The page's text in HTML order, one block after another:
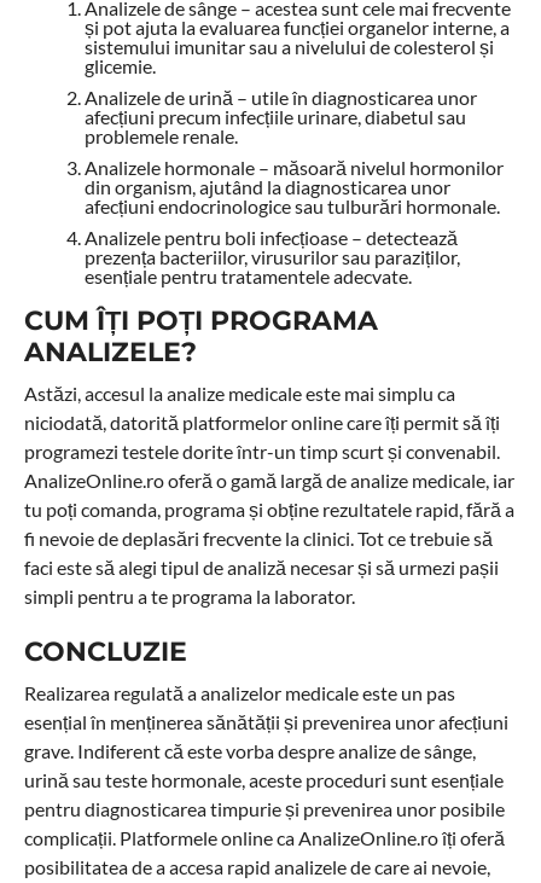
Analizele de sânge – acestea sunt cele mai frecvente
și pot ajuta la evaluarea funcției organelor interne, a
sistemului imunitar sau a nivelului de colesterol și
glicemie.
Analizele de urină – utile în diagnosticarea unor
afecțiuni precum infecțiile urinare, diabetul sau
problemele renale.
Analizele hormonale – măsoară nivelul hormonilor
din organism, ajutând la diagnosticarea unor
afecțiuni endocrinologice sau tulburări hormonale.
Analizele pentru boli infecțioase – detectează
prezența bacteriilor, virusurilor sau paraziților,
esențiale pentru tratamentele adecvate.
CUM ÎȚI POȚI PROGRAMA
ANALIZELE?
Astăzi, accesul la analize medicale este mai simplu ca
niciodată, datorită platformelor online care îți permit să îți
programezi testele dorite într-un timp scurt și convenabil.
AnalizeOnline.ro oferă o gamă largă de analize medicale, iar
tu poți comanda, programa și obține rezultatele rapid, fără a
fi nevoie de deplasări frecvente la clinici. Tot ce trebuie să
faci este să alegi tipul de analiză necesar și să urmezi pașii
simpli pentru a te programa la laborator.
CONCLUZIE
Realizarea regulată a analizelor medicale este un pas
esențial în menținerea sănătății și prevenirea unor afecțiuni
grave. Indiferent că este vorba despre analize de sânge,
urină sau teste hormonale, aceste proceduri sunt esențiale
pentru diagnosticarea timpurie și prevenirea unor posibile
complicații. Platformele online ca AnalizeOnline.ro îți oferă
posibilitatea de a accesa rapid analizele de care ai nevoie,